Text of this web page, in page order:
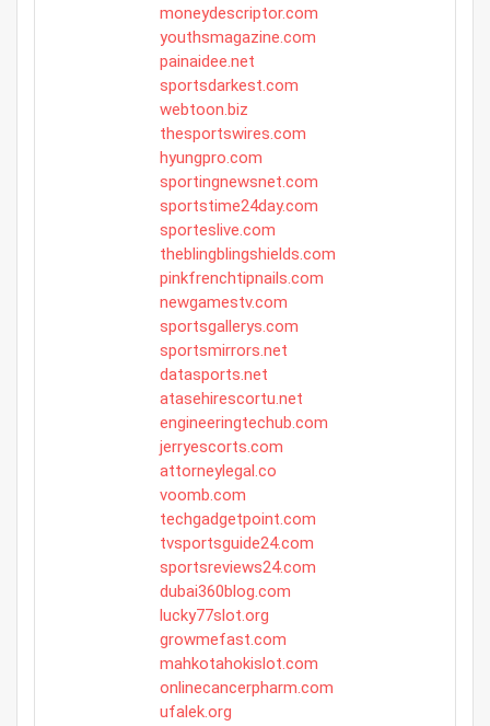
moneydescriptor.com
youthsmagazine.com
painaidee.net
sportsdarkest.com
webtoon.biz
thesportswires.com
hyungpro.com
sportingnewsnet.com
sportstime24day.com
sporteslive.com
theblingblingshields.com
pinkfrenchtipnails.com
newgamestv.com
sportsgallerys.com
sportsmirrors.net
datasports.net
atasehirescortu.net
engineeringtechub.com
jerryescorts.com
attorneylegal.co
voomb.com
techgadgetpoint.com
tvsportsguide24.com
sportsreviews24.com
dubai360blog.com
lucky77slot.org
growmefast.com
mahkotahokislot.com
onlinecancerpharm.com
ufalek.org